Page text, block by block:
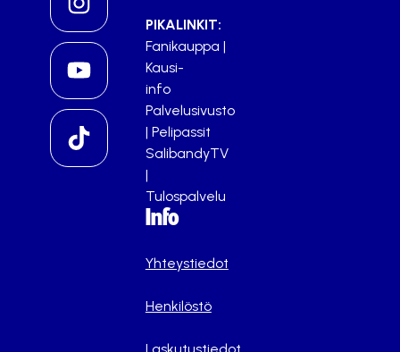
PIKALINKIT:
Fanikauppa |
Kausi-
info
Palvelusivusto
| Pelipassit
SalibandyTV
|
Tulospalvelu
Info
Yhteystiedot
Henkilöstö